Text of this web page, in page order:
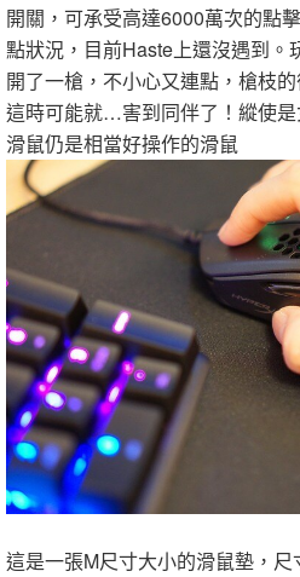
開關，可承受高達6000萬次的點
點狀況，目前Haste上還沒遇到。
開了一槍，不小心又連點，槍枝
這時可能就…害到同伴了！縱使
滑鼠仍是相當好操作的滑鼠
這是一張M尺寸大小的滑鼠墊，